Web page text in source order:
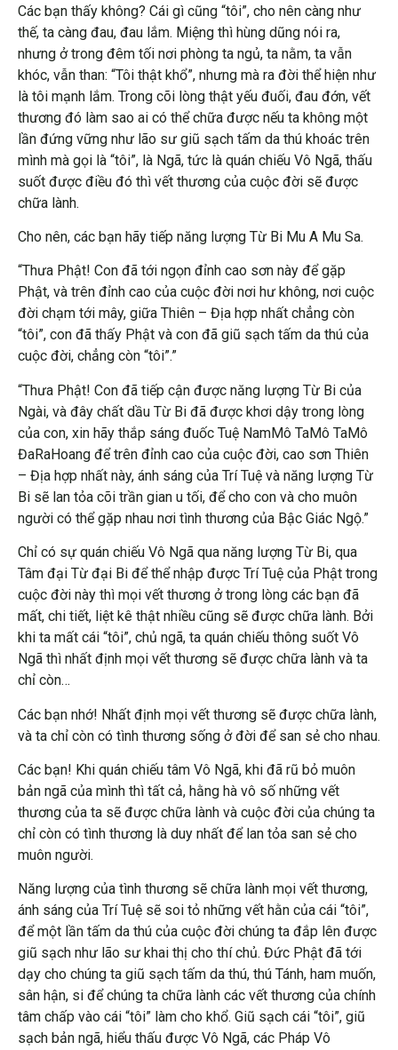
Các bạn thấy không? Cái gì cũng “tôi”, cho nên càng như
thế, ta càng đau, đau lắm. Miệng thì hùng dũng nói ra,
nhưng ở trong đêm tối nơi phòng ta ngủ, ta nằm, ta vẫn
khóc, vẫn than: “Tôi thật khổ”, nhưng mà ra đời thể hiện như
là tôi mạnh lắm. Trong cõi lòng thật yếu đuối, đau đớn, vết
thương đó làm sao ai có thể chữa được nếu ta không một
lần đứng vững như lão sư giũ sạch tấm da thú khoác trên
mình mà gọi là “tôi”, là Ngã, tức là quán chiếu Vô Ngã, thấu
suốt được điều đó thì vết thương của cuộc đời sẽ được
chữa lành.
Cho nên, các bạn hãy tiếp năng lượng Từ Bi Mu A Mu Sa.
“Thưa Phật! Con đã tới ngọn đỉnh cao sơn này để gặp
Phật, và trên đỉnh cao của cuộc đời nơi hư không, nơi cuộc
đời chạm tới mây, giữa Thiên – Địa hợp nhất chẳng còn
“tôi”, con đã thấy Phật và con đã giũ sạch tấm da thú của
cuộc đời, chẳng còn “tôi”.”
“Thưa Phật! Con đã tiếp cận được năng lượng Từ Bi của
Ngài, và đây chất dầu Từ Bi đã được khơi dậy trong lòng
của con, xin hãy thắp sáng đuốc Tuệ NamMô TaMô TaMô
ĐaRaHoang để trên đỉnh cao của cuộc đời, cao sơn Thiên
– Địa hợp nhất này, ánh sáng của Trí Tuệ và năng lượng Từ
Bi sẽ lan tỏa cõi trần gian u tối, để cho con và cho muôn
người có thể gặp nhau nơi tình thương của Bậc Giác Ngộ.”
Chỉ có sự quán chiếu Vô Ngã qua năng lượng Từ Bi, qua
Tâm đại Từ đại Bi để thể nhập được Trí Tuệ của Phật trong
cuộc đời này thì mọi vết thương ở trong lòng các bạn đã
mất, chi tiết, liệt kê thật nhiều cũng sẽ được chữa lành. Bởi
khi ta mất cái “tôi”, chủ ngã, ta quán chiếu thông suốt Vô
Ngã thì nhất định mọi vết thương sẽ được chữa lành và ta
chỉ còn…
Các bạn nhớ! Nhất định mọi vết thương sẽ được chữa lành,
và ta chỉ còn có tình thương sống ở đời để san sẻ cho nhau.
Các bạn! Khi quán chiếu tâm Vô Ngã, khi đã rũ bỏ muôn
bản ngã của mình thì tất cả, hằng hà vô số những vết
thương của ta sẽ được chữa lành và cuộc đời của chúng ta
chỉ còn có tình thương là duy nhất để lan tỏa san sẻ cho
muôn người.
Năng lượng của tình thương sẽ chữa lành mọi vết thương,
ánh sáng của Trí Tuệ sẽ soi tỏ những vết hằn của cái “tôi”,
để một lần tấm da thú của cuộc đời chúng ta đắp lên được
giũ sạch như lão sư khai thị cho thí chủ. Đức Phật đã tới
dạy cho chúng ta giũ sạch tấm da thú, thú Tánh, ham muốn,
sân hận, si để chúng ta chữa lành các vết thương của chính
tâm chấp vào cái “tôi” làm cho khổ. Giũ sạch cái “tôi”, giũ
sạch bản ngã, hiểu thấu được Vô Ngã, các Pháp Vô